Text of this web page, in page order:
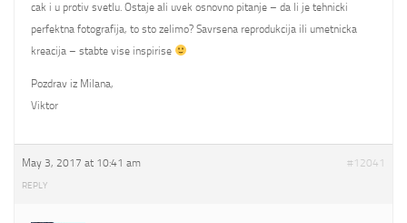
cak i u protiv svetlu. Ostaje ali uvek osnovno pitanje – da li je tehnicki
perfektna fotografija, to sto zelimo? Savrsena reprodukcija ili umetnicka
kreacija – stabte vise inspirise
Pozdrav iz Milana,
Viktor
May 3, 2017 at 10:41 am #12041
REPLY